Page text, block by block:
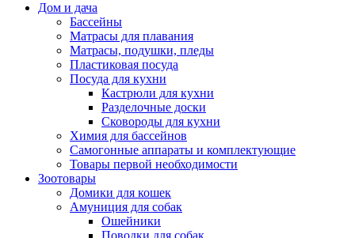
Дом и дача
Бассейны
Матрасы для плавания
Матрасы, подушки, пледы
Пластиковая посуда
Посуда для кухни
Кастрюли для кухни
Разделочные доски
Сковороды для кухни
Химия для бассейнов
Самогонные аппараты и комплектующие
Товары первой необходимости
Зоотовары
Домики для кошек
Амуниция для собак
Ошейники
Поводки для собак